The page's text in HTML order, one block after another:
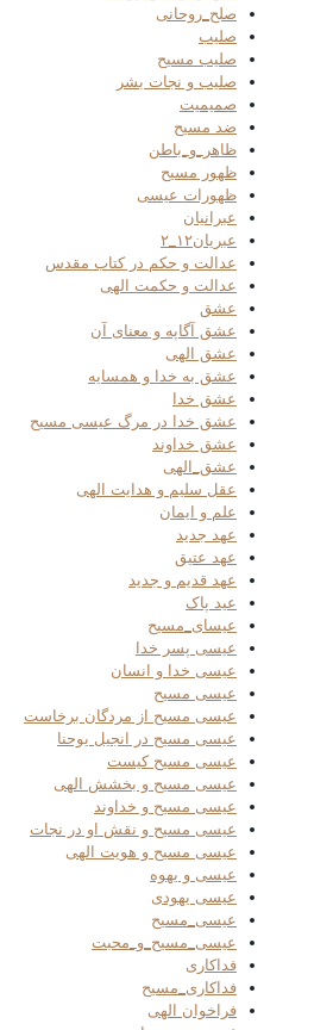
صلح_روحانی
صلیب
صلیب مسیح
صلیب و نجات بشر
صمیمیت
ضد مسیح
ظاهر_و_باطن
ظهور مسیح
ظهورات عیسی
عبرانیان
عبریان۱۲_۲
عدالت و حکم در کتاب مقدس
عدالت و حکمت الهی
عشق
عشق آگاپه و معنای آن
عشق الهی
عشق به خدا و همسایه
عشق خدا
عشق خدا در مرگ عیسی مسیح
عشق خداوند
عشق_الهی
عقل سلیم و هدایت الهی
علم و ایمان
عهد جدید
عهد عتیق
عهد قدیم و جدید
عید پاک
عیسای_مسیح
عیسی پسر خدا
عیسی خدا و انسان
عیسی مسیح
عیسی مسیح از مردگان برخاست
عیسی مسیح در انجیل یوحنا
عیسی مسیح کیست
عیسی مسیح و بخشش الهی
عیسی مسیح و خداوند
عیسی مسیح و نقش او در نجات
عیسی مسیح و هویت الهی
عیسی و یهوه
عیسی یهودی
عیسی_مسیح
عیسی_مسیح_و_محبت
فداکاری
فداکاری_مسیح
فراخوان الهی